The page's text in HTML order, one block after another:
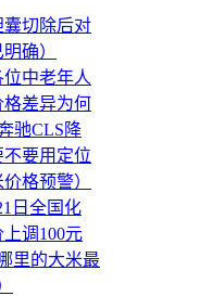
切除后对
确）
中老年人
格差异为何
驰CLS降
要用定位
格预警）
日全国化
调100元
里的大米最